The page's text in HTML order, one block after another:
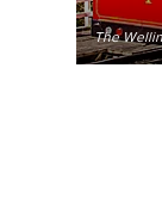
The